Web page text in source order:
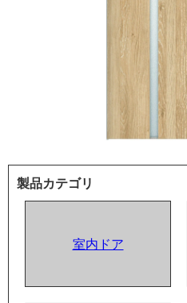
製品カテゴリ
室内ドア